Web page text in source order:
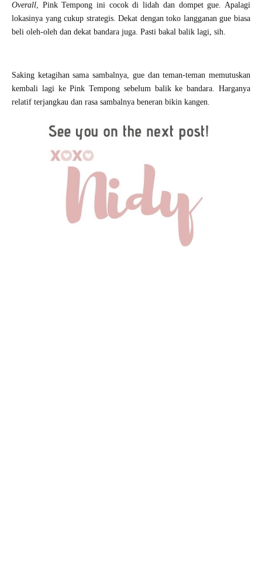
Overall, Pink Tempong ini cocok di lidah dan dompet gue. Apalagi
lokasinya yang cukup strategis. Dekat dengan toko langganan gue biasa
beli oleh-oleh dan dekat bandara juga. Pasti bakal balik lagi, sih.
Saking ketagihan sama sambalnya, gue dan teman-teman memutuskan
kembali lagi ke Pink Tempong sebelum balik ke bandara. Harganya
relatif terjangkau dan rasa sambalnya beneran bikin kangen.